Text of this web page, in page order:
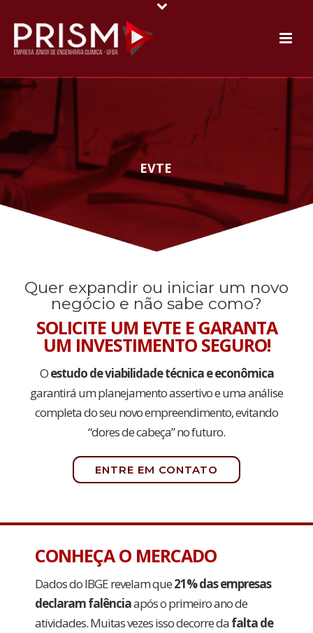
EVTE
Quer expandir ou iniciar um novo
negócio e não sabe como?
SOLICITE UM EVTE E GARANTA
UM INVESTIMENTO SEGURO!
Oestudo de viabilidade técnica e econômica
garantirá um planejamento assertivo e uma análise
completa do seu novo empreendimento, evitando
“dores de cabeça” no futuro.
ENTRE EM CONTATO
CONHEÇA O MERCADO
Dados do IBGE revelam que21% das empresas
declaram falênciaapós o primeiro ano de
atividades. Muitas vezes isso decorre da falta de